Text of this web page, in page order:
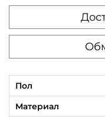
е
я
г
а
Пол
Материал